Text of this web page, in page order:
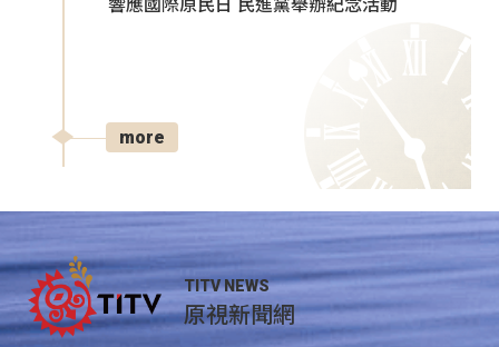
響應國際原民日 民進黨舉辦紀念活動
more
TITV NEWS
原視新聞網